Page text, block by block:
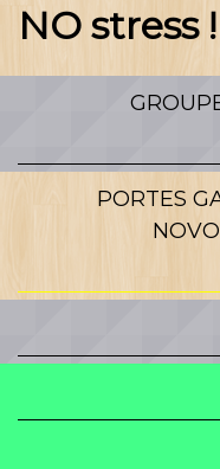
NO stress
PORTES